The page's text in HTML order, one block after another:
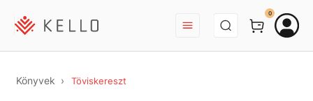
BEJELENTKEZÉS
0
Könyvek Töviskereszt